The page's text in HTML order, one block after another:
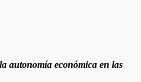
autonomía económica en las